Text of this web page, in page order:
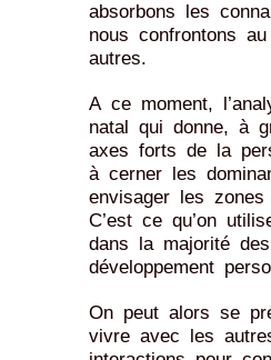
absorbons les
nous confrontons
autres.
A ce moment,
natal qui donne, à
axes forts de la
à cerner les
envisager les zones
C’est ce qu’on
dans la majorité
développement
On peut alors se
vivre avec les